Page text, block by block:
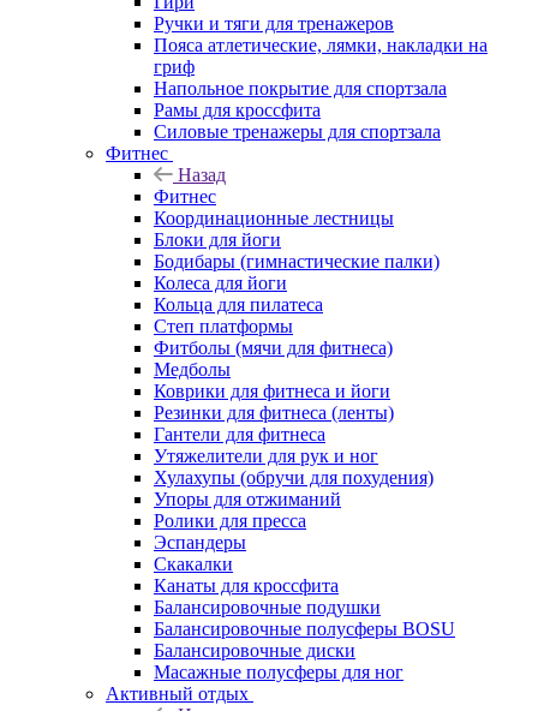
Ручки и тяги для тренажеров
Пояса атлетические, лямки, накладки на
гриф
Напольное покрытие для спортзала
Рамы для кроссфита
Силовые тренажеры для спортзала
Фитнес
Назад
Фитнес
Координационные лестницы
Блоки для йоги
Бодибары (гимнастические палки)
Колеса для йоги
Кольца для пилатеса
Степ платформы
Фитболы (мячи для фитнеса)
Медболы
Коврики для фитнеса и йоги
Резинки для фитнеса (ленты)
Гантели для фитнеса
Утяжелители для рук и ног
Хулахупы (обручи для похудения)
Упоры для отжиманий
Ролики для пресса
Эспандеры
Скакалки
Канаты для кроссфита
Балансировочные подушки
Балансировочные полусферы BOSU
Балансировочные диски
Масажные полусферы для ног
Активный отдых